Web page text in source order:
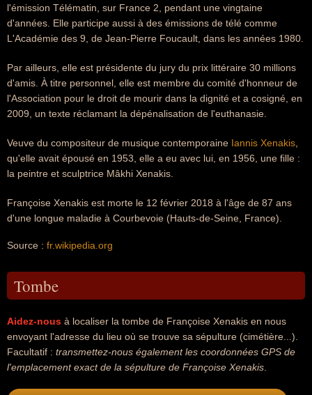
l'émission Télématin, sur France 2, pendant une vingtaine
d'années. Elle participe aussi à des émissions de télé comme
L'Académie des 9, de Jean-Pierre Foucault, dans les années 1980.
Par ailleurs, elle est présidente du jury du prix littéraire 30 millions
d'amis. À titre personnel, elle est membre du comité d'honneur de
l'Association pour le droit de mourir dans la dignité et a cosigné, en
2009, un texte réclamant la dépénalisation de l'euthanasie.
Veuve du compositeur de musique contemporaine Iannis Xenakis
qu'elle avait épousé en 1953, elle a eu avec lui, en 1956, une fille :
la peintre et sculptrice Mâkhi Xenakis.
Françoise Xenakis est morte le 12 février 2018 à l'âge de 87 ans
d'une longue maladie à Courbevoie (Hauts-de-Seine, France).
Source : fr.wikipedia.org
Tombe
Aidez-nous à localiser la tombe de Françoise Xenakis en nous
envoyant l'adresse du lieu où se trouve sa sépulture (cimétière...).
Facultatif : transmettez-nous également les coordonnées GPS de
l'emplacement exact de la sépulture de Françoise Xenakis